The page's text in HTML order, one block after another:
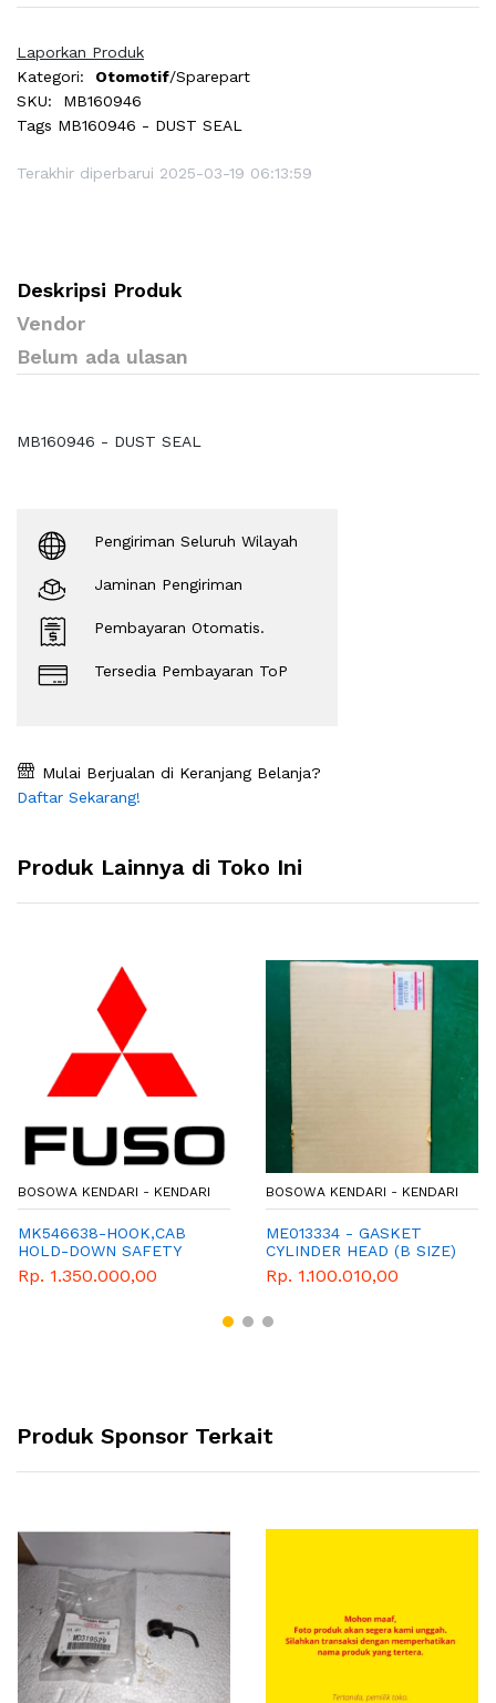
Laporkan Produk
Kategori:
Otomotif/Sparepart
SKU:
MB160946
Tags MB160946 - DUST SEAL
Terakhir diperbarui 2025-03-19 06:13:59
Deskripsi Produk
Vendor
Belum ada ulasan
MB160946 - DUST SEAL
Pengiriman Seluruh Wilayah
Jaminan Pengiriman
Pembayaran Otomatis.
Tersedia Pembayaran ToP
Mulai Berjualan di Keranjang Belanja?
Daftar Sekarang!
Produk Lainnya di Toko Ini
BOSOWA KENDARI - KENDARI
MK546638-HOOK,CAB
HOLD-DOWN SAFETY
Rp. 1.350.000,00
BOSOWA KENDARI - KENDARI
ME013334 - GASKET
CYLINDER HEAD (B SIZE)
Rp. 1.100.010,00
Produk Sponsor Terkait